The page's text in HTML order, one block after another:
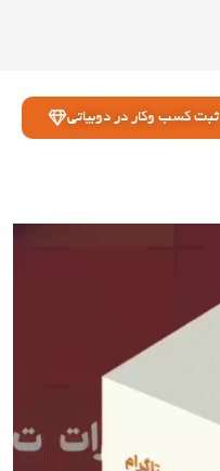
ثبت کسب وکار در دوبیاتی